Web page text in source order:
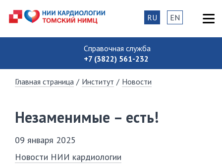
Справочная служба
+7 (3822) 561-232
RU EN
Главная страница / Институт / Новости
Незаменимые – есть!
09 января 2025
Новости НИИ кардиологии